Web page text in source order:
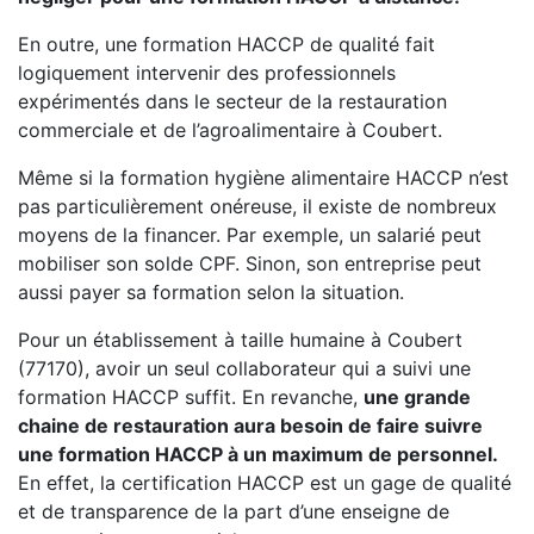
En outre, une formation HACCP de qualité fait
logiquement intervenir des professionnels
expérimentés dans le secteur de la restauration
commerciale et de l’agroalimentaire à Coubert.
Même si la formation hygiène alimentaire HACCP n’est
pas particulièrement onéreuse, il existe de nombreux
moyens de la financer. Par exemple, un salarié peut
mobiliser son solde CPF. Sinon, son entreprise peut
aussi payer sa formation selon la situation.
Pour un établissement à taille humaine à Coubert
(77170), avoir un seul collaborateur qui a suivi une
formation HACCP suffit. En revanche, une grande
chaine de restauration aura besoin de faire suivre
une formation HACCP à un maximum de personnel.
En effet, la certification HACCP est un gage de qualité
et de transparence de la part d’une enseigne de